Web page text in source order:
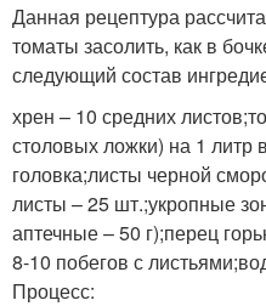
Данная рецептура
томаты засолить, как в
следующий состав
хрен – 10 средних
столовых ложки) на 1 литр
головка;листы черной
листы – 25 шт.;укропные
аптечные – 50 г);перец
8-10 побегов с
Процесс: